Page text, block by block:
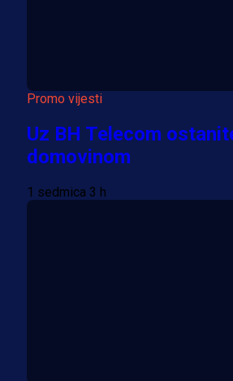
Promo vijesti
Uz BH Telecom
domovinom
1 sedmica 3 h